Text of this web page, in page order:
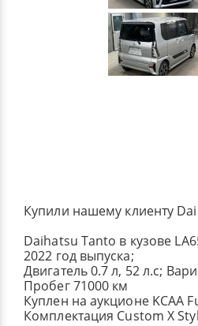
Купили нашему клиенту
Daihatsu Tanto в кузове
2022 год выпуска;
Двигатель 0.7 л, 52 л.с;
Пробег 71000 км
Куплен на аукционе KCAA
Комплектация Custom X